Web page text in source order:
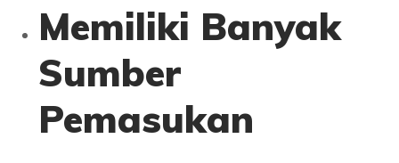
Memiliki Banyak
Sumber
Pemasukan